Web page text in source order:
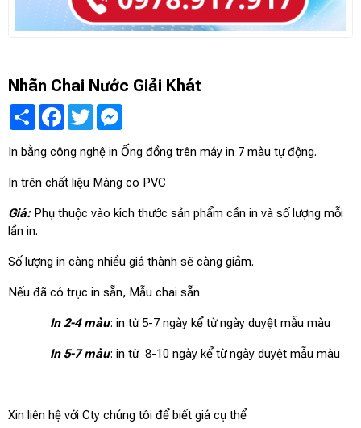
Nhãn Chai Nước Giải Khát
Share Facebook
Twitter
In bằng công nghệ in Ống đồng trên máy in 7 màu tự động.
In trên chất liệu Màng co PVC
Giá:Phụ thuộc vào kích thước sản phẩm cần in và số lượng mỗi
lần in.
Số lượng in càng nhiều giá thành sẽ càng giảm.
Nếu đã có trục in sẵn, Mẫu chai sẵn
In 2-4 màu: in từ 5-7 ngày kể từ ngày duyệt mẫu màu
In 5-7 màu: in từ 8-10 ngày kể từ ngày duyệt mẫu màu
Xin liên hệ với Cty chúng tôi để biết giá cụ thể